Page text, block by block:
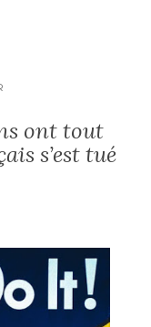
ont tout
s’est tué